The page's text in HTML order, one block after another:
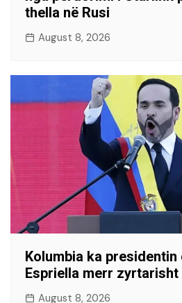
thella në Rusi
August 8, 2026
Kolumbia ka presidentin
Espriella merr zyrtarisht
August 8, 2026